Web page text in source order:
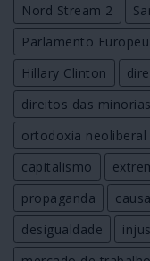
Nord Stream 2
Parlamento Europeu
Hillary Clinton
direitos das minorias
ortodoxia neoliberal
capitalismo
propaganda
desigualdade